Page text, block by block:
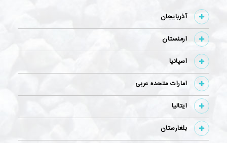
آذربايجان
ارمنستان
اسپانیا
امارات متحده عربی
ایتالیا
بلغارستان